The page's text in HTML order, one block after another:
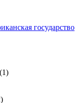
государство
(1)